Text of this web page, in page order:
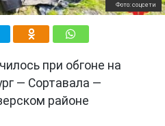
Фото: соцсети
при обгоне на
— Сортавала —
районе